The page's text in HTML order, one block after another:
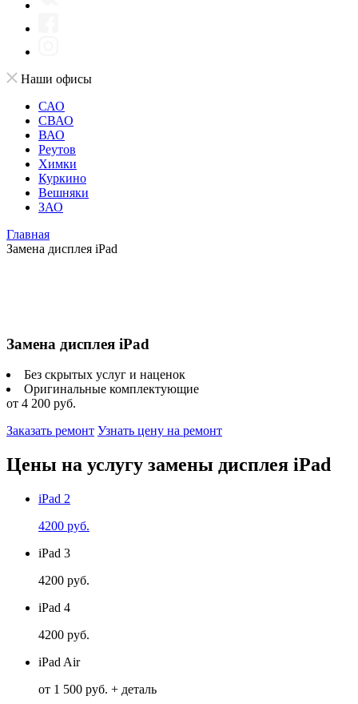
Наши офисы
САО
СВАО
ВАО
Реутов
Химки
Куркино
Вешняки
ЗАО
Главная
Замена дисплея iPad
Замена дисплея iPad
Без скрытых услуг и наценок
Оригинальные комплектующие
от 4 200 руб.
Заказать ремонт Узнать цену на ремонт
Цены на услугу замены дисплея iPad
iPad 2
4200 руб.
iPad 3
4200 руб.
iPad 4
4200 руб.
iPad Air
от 1 500 руб. + деталь